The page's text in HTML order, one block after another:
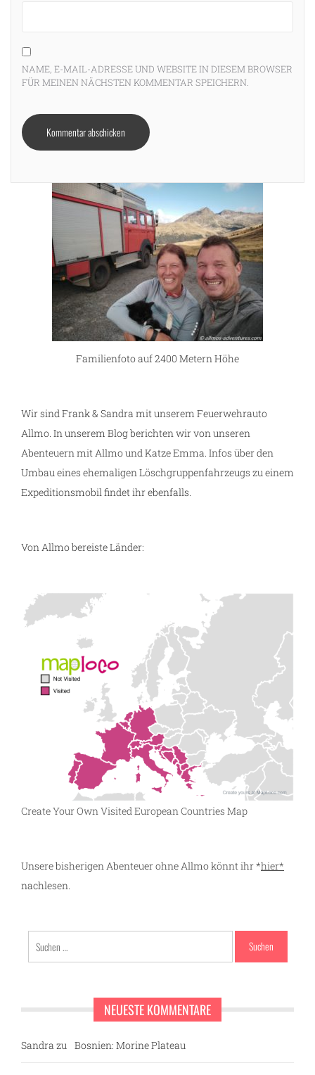
NAME, E-MAIL-ADRESSE UND WEBSITE IN DIESEM BROWSER
FÜR MEINEN NÄCHSTEN KOMMENTAR SPEICHERN.
Familienfoto auf 2400 Metern Höhe
Wir sind Frank & Sandra mit unserem Feuerwehrauto
Allmo. In unserem Blog berichten wir von unseren
Abenteuern mit Allmo und Katze Emma. Infos über den
Umbau eines ehemaligen Löschgruppenfahrzeugs zu einem
Expeditionsmobil findet ihr ebenfalls.
Von Allmo bereiste Länder:
Create Your Own Visited European Countries Map
Unsere bisherigen Abenteuer ohne Allmo könnt ihr *hier*
nachlesen.
nach:
NEUESTE KOMMENTARE
Sandra zu Bosnien: Morine Plateau